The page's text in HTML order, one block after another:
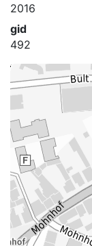
2016
gid
492